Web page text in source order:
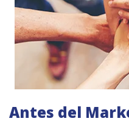
Antes del